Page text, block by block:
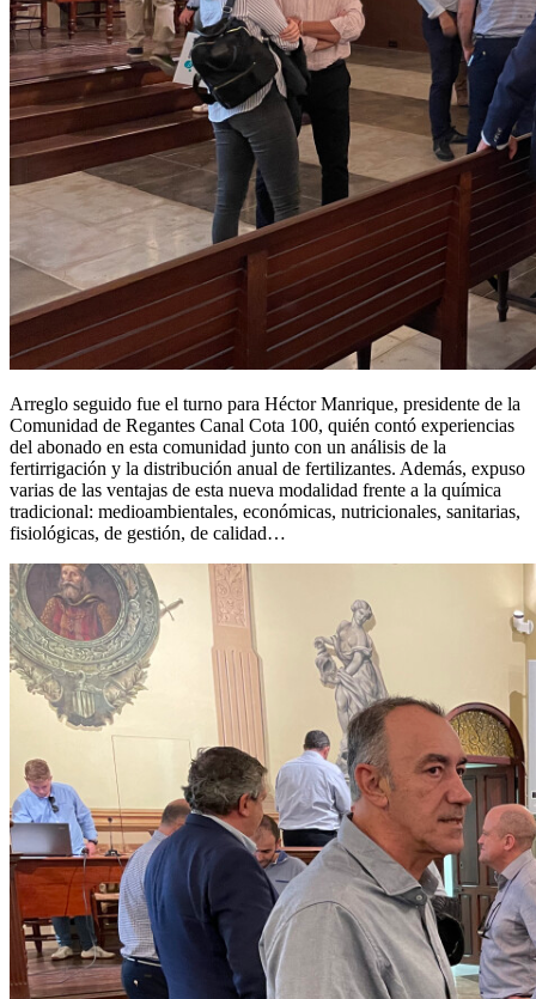
Arreglo seguido fue el turno para Héctor Manrique, presidente de la
Comunidad de Regantes Canal Cota 100, quién contó experiencias
del abonado en esta comunidad junto con un análisis de la
fertirrigación y la distribución anual de fertilizantes. Además, expuso
varias de las ventajas de esta nueva modalidad frente a la química
tradicional: medioambientales, económicas, nutricionales, sanitarias,
fisiológicas, de gestión, de calidad…